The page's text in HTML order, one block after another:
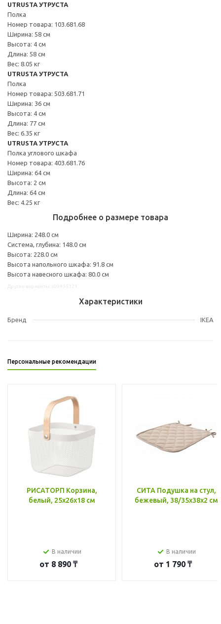
UTRUSTA УТРУСТА
Полка
Номер товара: 103.681.68
Ширина: 58 см
Высота: 4 см
Длина: 58 см
Вес: 8.05 кг
UTRUSTA УТРУСТА
Полка
Номер товара: 503.681.71
Ширина: 36 см
Высота: 4 см
Длина: 77 см
Вес: 6.35 кг
UTRUSTA УТРУСТА
Полка углового шкафа
Номер товара: 403.681.76
Ширина: 64 см
Высота: 2 см
Длина: 64 см
Вес: 4.25 кг
Подробнее о размере товара
Ширина: 248.0 см
Система, глубина: 148.0 см
Высота: 228.0 см
Высота напольного шкафа: 91.8 см
Высота навесного шкафа: 80.0 см
Характеристики
Бренд IKEA
Персональные рекомендации
РИСАТОРП Корзина,
белый, 25x26x18 см
В наличии
от 8 890 ₸
СИТА Подушка на стул,
бежевый, 38/35x38x2 см
В наличии
от 1 790 ₸